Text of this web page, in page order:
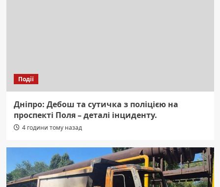
Події
Дніпро: Дебош та сутичка з поліцією на
проспекті Поля – деталі інциденту.
4 години тому назад